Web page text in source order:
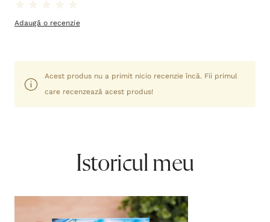
Adaugă o recenzie
Acest produs nu a primit nicio recenzie încă. Fii primul
care recenzează acest produs!
Istoricul meu